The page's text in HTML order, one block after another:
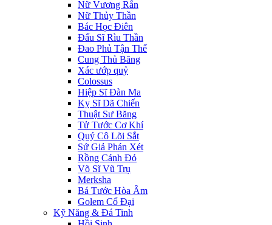
Nữ Vương Rắn
Nữ Thủy Thần
Bác Học Điên
Đấu Sĩ Rìu Thần
Đao Phủ Tận Thế
Cung Thủ Băng
Xác ướp quỷ
Colossus
Hiệp Sĩ Đàn Ma
Kỵ Sĩ Dã Chiến
Thuật Sư Băng
Tử Tước Cơ Khí
Quý Cô Lõi Sắt
Sứ Giả Phán Xét
Rồng Cánh Đỏ
Võ Sĩ Vũ Trụ
Merksha
Bá Tước Hòa Âm
Golem Cổ Đại
Kỹ Năng & Đá Tinh